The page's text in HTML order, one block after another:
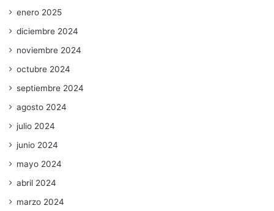
enero 2025
diciembre 2024
noviembre 2024
octubre 2024
septiembre 2024
agosto 2024
julio 2024
junio 2024
mayo 2024
abril 2024
marzo 2024